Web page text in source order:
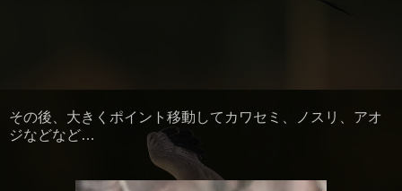
その後、大きくポイント移動してカワセミ、ノスリ、アオ
ジなどなど…